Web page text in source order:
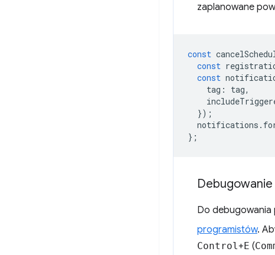
zaplanowane
const
const
const
tag : tag,
});
notifications .
};
Debugowanie
Do debugowania
programistów.
Control+E (